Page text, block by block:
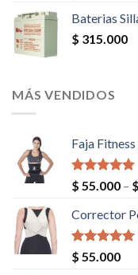
Baterias
$ 315.000
MÁS VENDIDOS
Faja
Valorado en
5.00
$ 55.000 – $
Corrector
Valorado en
5.00
$ 55.000